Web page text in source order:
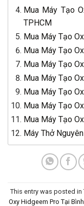
Mua Máy Tạo
TPHCM
Mua Máy Tạo
Mua Máy Tạo
Mua Máy Tạo
Mua Máy Tạo
Mua Máy Tạo
Mua Máy Tạo
Mua Máy Tạo
Máy Thở
This entry was posted in
Oxy Hidgeem Pro Tại